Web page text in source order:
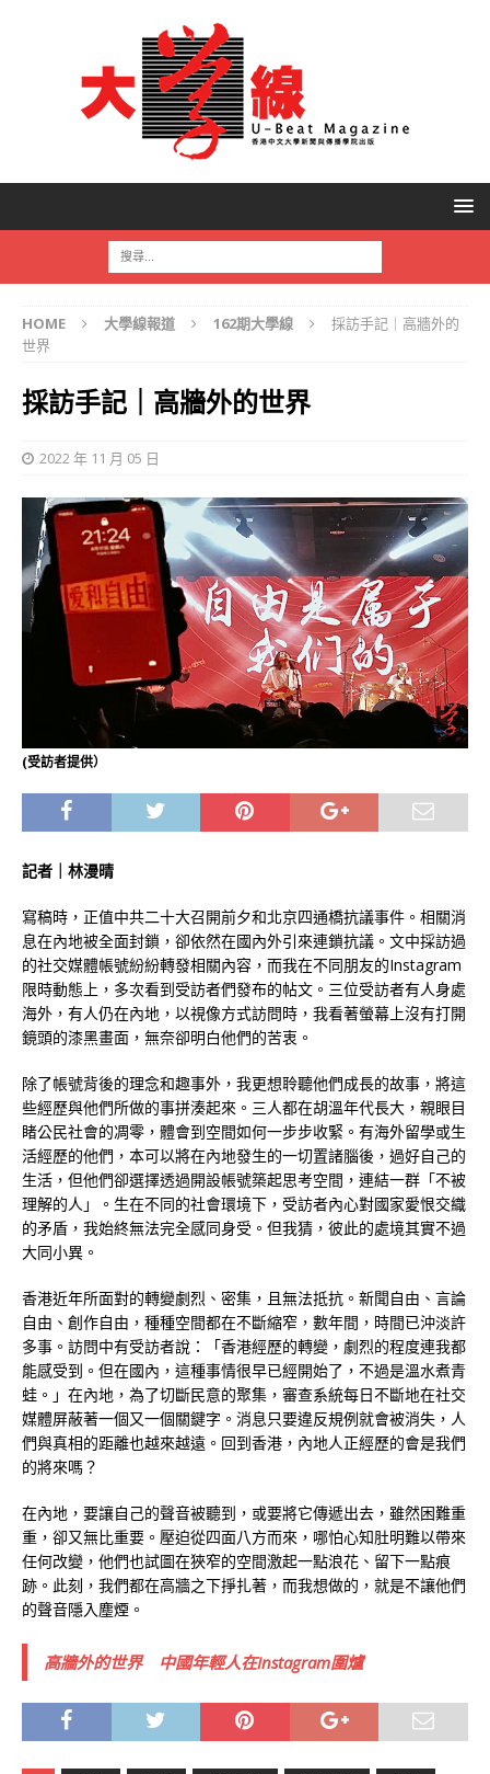
HOME 大學線報道 162期大學線
採訪手記｜高牆外的
世界
採訪手記｜高牆外的世界
2022 年 11 月 05 日
(受訪者提供）
記者｜林漫晴
寫稿時，正值中共二十大召開前夕和北京四通橋抗議事件。相關消
息在內地被全面封鎖，卻依然在國內外引來連鎖抗議。文中採訪過
的社交媒體帳號紛紛轉發相關內容，而我在不同朋友的Instagram
限時動態上，多次看到受訪者們發布的帖文。三位受訪者有人身處
海外，有人仍在內地，以視像方式訪問時，我看著螢幕上沒有打開
鏡頭的漆黑畫面，無奈卻明白他們的苦衷。
除了帳號背後的理念和趣事外，我更想聆聽他們成長的故事，將這
些經歷與他們所做的事拼湊起來。三人都在胡溫年代長大，親眼目
睹公民社會的凋零，體會到空間如何一步步收緊。有海外留學或生
活經歷的他們，本可以將在內地發生的一切置諸腦後，過好自己的
生活，但他們卻選擇透過開設帳號築起思考空間，連結一群「不被
理解的人」。生在不同的社會環境下，受訪者內心對國家愛恨交織
的矛盾，我始終無法完全感同身受。但我猜，彼此的處境其實不過
大同小異。
香港近年所面對的轉變劇烈、密集，且無法抵抗。新聞自由、言論
自由、創作自由，種種空間都在不斷縮窄，數年間，時間已沖淡許
多事。訪問中有受訪者說：「香港經歷的轉變，劇烈的程度連我都
能感受到。但在國內，這種事情很早已經開始了，不過是溫水煮青
蛙。」在內地，為了切斷民意的聚集，審查系統每日不斷地在社交
媒體屏蔽著一個又一個關鍵字。消息只要違反規例就會被消失，人
們與真相的距離也越來越遠。回到香港，內地人正經歷的會是我們
的將來嗎？
在內地，要讓自己的聲音被聽到，或要將它傳遞出去，雖然困難重
重，卻又無比重要。壓迫從四面八方而來，哪怕心知肚明難以帶來
任何改變，他們也試圖在狹窄的空間激起一點浪花、留下一點痕
跡。此刻，我們都在高牆之下掙扎著，而我想做的，就是不讓他們
的聲音隱入塵煙。
高牆外的世界 中國年輕人在Instagram圍爐